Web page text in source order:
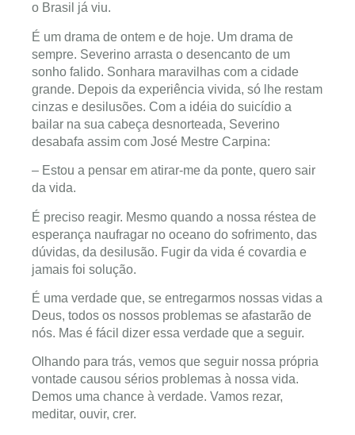
o Brasil já viu.
É um drama de ontem e de hoje. Um drama de
sempre. Severino arrasta o desencanto de um
sonho falido. Sonhara maravilhas com a cidade
grande. Depois da experiência vivida, só lhe restam
cinzas e desilusões. Com a idéia do suicídio a
bailar na sua cabeça desnorteada, Severino
desabafa assim com José Mestre Carpina:
– Estou a pensar em atirar-me da ponte, quero sair
da vida.
É preciso reagir. Mesmo quando a nossa réstea de
esperança naufragar no oceano do sofrimento, das
dúvidas, da desilusão. Fugir da vida é covardia e
jamais foi solução.
É uma verdade que, se entregarmos nossas vidas a
Deus, todos os nossos problemas se afastarão de
nós. Mas é fácil dizer essa verdade que a seguir.
Olhando para trás, vemos que seguir nossa própria
vontade causou sérios problemas à nossa vida.
Demos uma chance à verdade. Vamos rezar,
meditar, ouvir, crer.